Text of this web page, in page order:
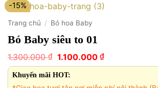
-15%
Trang chủ / Bó hoa Baby
Bó Baby siêu to 01
1.300.000₫ Giá
gốc
là:
1.300.000 ₫.
1.100.000 ₫Giá
hiện
Khuyến mãi HOT: